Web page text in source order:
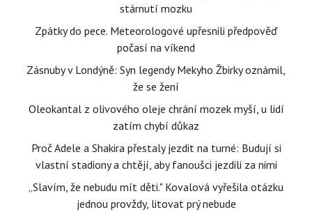
stárnutí mozku
Zpátky do pece. Meteorologové upřesnili předpověď
počasí na víkend
Zásnuby v Londýně: Syn legendy Mekyho Žbirky oznámil,
že se žení
Oleokantal z olivového oleje chrání mozek myší, u lidí
zatím chybí důkaz
Proč Adele a Shakira přestaly jezdit na turné: Budují si
vlastní stadiony a chtějí, aby fanoušci jezdili za nimi
„Slavím, že nebudu mít děti." Kovalová vyřešila otázku
jednou provždy, litovat prý nebude